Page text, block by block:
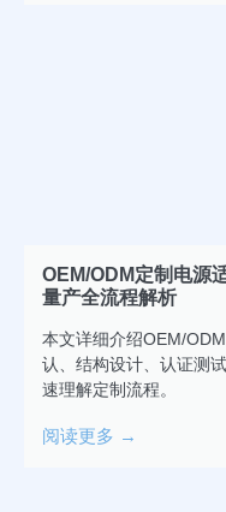
OEM/ODM定制电源
量产全流程解析
本文详细介绍OEM/
认、结构设计、认证测
速理解定制流程。
阅读更多 →